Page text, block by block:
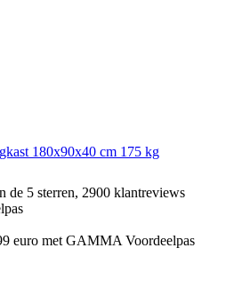
180x90x40 cm 175 kg
de 5 sterren, 2900 klantreviews
euro met GAMMA Voordeelpas